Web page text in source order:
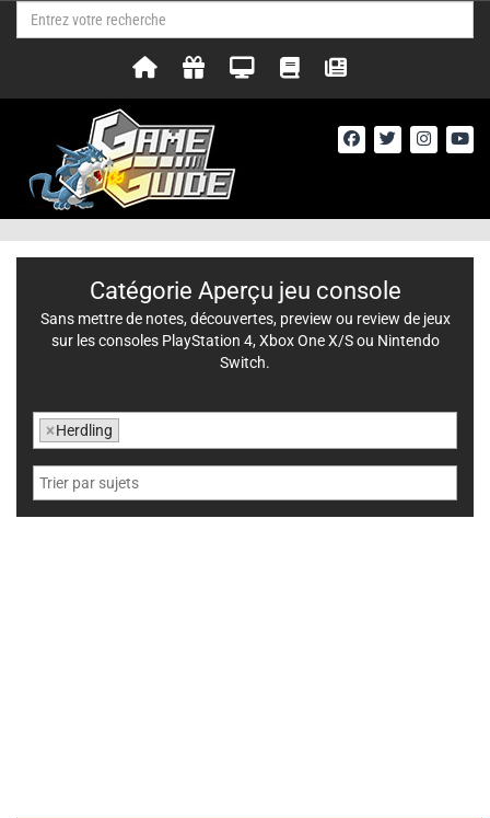
Catégorie Aperçu jeu console
Sans mettre de notes, découvertes, preview ou review de jeux
sur les consoles PlayStation 4, Xbox One X/S ou Nintendo
Switch.
×Herdling